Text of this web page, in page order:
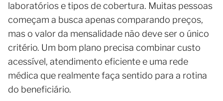
laboratórios e tipos de cobertura. Muitas pessoas
começam a busca apenas comparando preços,
mas o valor da mensalidade não deve ser o único
critério. Um bom plano precisa combinar custo
acessível, atendimento eficiente e uma rede
médica que realmente faça sentido para a rotina
do beneficiário.